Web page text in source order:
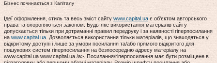
Бізнес починається з Капіталу
Ідеї оформлення, стиль та весь зміст сайту www.capital.ua є об'єктом авторського
права та охороняються законом. Будь-яке використання матеріалів сайту
допускається тільки при дотриманні правил передруку і за наявності гіперпосилання
на www.capital.ua. Дозволяється використання тільки матеріалів, що знаходяться у
відкритому доступі і лише за умови посилання та/або прямого відкритого для
пошукових систем гіперпосилання на безпосередню адресу матеріалу на
www.capital.ua www.capital.ua /a>. Посилання/гіперпосилання має бути розміщене в